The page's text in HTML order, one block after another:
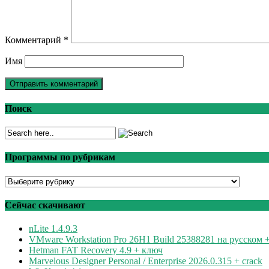
Комментарий *
Имя
Поиск
Программы по рубрикам
Программы
рубрикам
Сейчас скачивают
nLite 1.4.9.3
VMware Workstation Pro 26H1 Build 25388281 на русском
Hetman FAT Recovery 4.9 + ключ
Marvelous Designer Personal / Enterprise 2026.0.315 + crack